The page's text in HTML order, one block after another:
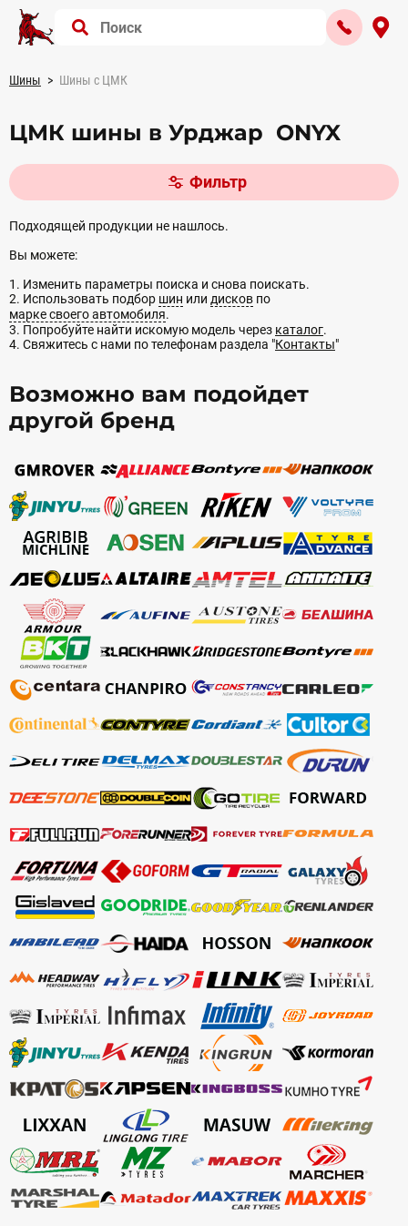
Шины Шины с ЦМК
ЦМК шины в Урджар ONYX
Фильтр
Подходящей продукции не нашлось.
Вы можете:
1. Изменить параметры поиска и снова поискать.
2. Использовать подбор шин или дисков по
марке своего автомобиля.
3. Попробуйте найти искомую модель через каталог.
4. Свяжитесь с нами по телефонам раздела "Контакты"
Возможно вам подойдет
другой бренд